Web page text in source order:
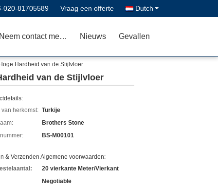
020-81705589 Vraag een offerte Dutch
Neem contact met ons op Nieuws Gevallen
Hardheid van de Stijlvloer
van de Stijlvloer
van herkomst: Turkije
Brothers Stone
BS-M00101
& Verzenden Algemene voorwaarden:
20 vierkante Meter/Vierkant
Negotiable